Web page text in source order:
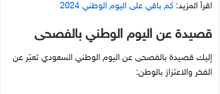
اقرأ المزيد: كم باقي على اليوم الوطني 2024
قصيدة عن اليوم الوطني بالفصحى
إليك قصيدة بالفصحى عن اليوم الوطني السعودي تعبّر عن
الفخر والاعتزاز بالوطن: